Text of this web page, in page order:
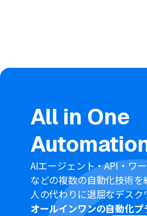
kintoneとLINEをそれぞれ
さい。
https://intercom.help/
All in One
AIエージェント・API・ワ
などの複数の自動化技術を
人の代わりに退屈なデス
オールインワンの自動化